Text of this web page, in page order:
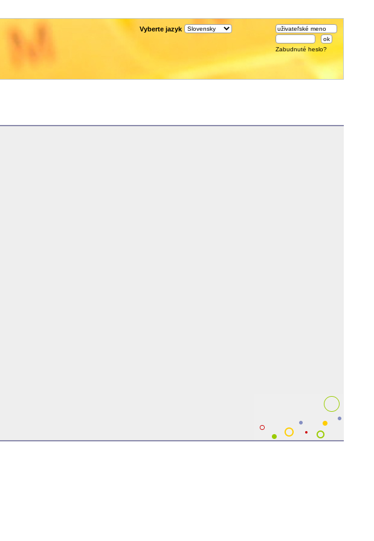
Vyberte jazyk
Zabudnuté heslo?